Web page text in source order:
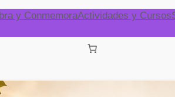
y ConmemoraActividades y Cursos